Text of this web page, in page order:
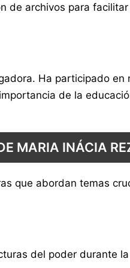
archivos para
Ha participado
de la
MARIA INÁCIA
que abordan temas
del poder durante